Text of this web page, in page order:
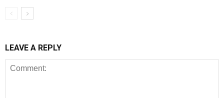
LEAVE A REPLY